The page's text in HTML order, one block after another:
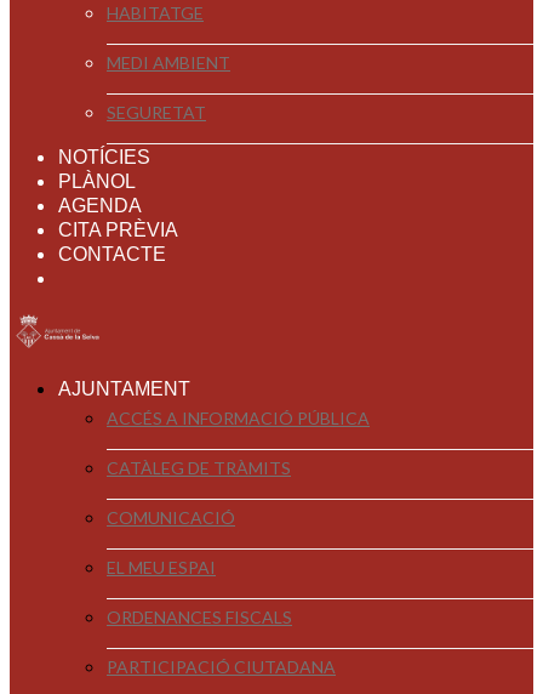
HABITATGE
MEDI AMBIENT
SEGURETAT
NOTÍCIES
PLÀNOL
AGENDA
CITA PRÈVIA
CONTACTE
AJUNTAMENT
ACCÉS A INFORMACIÓ PÚBLICA
CATÀLEG DE TRÀMITS
COMUNICACIÓ
EL MEU ESPAI
ORDENANCES FISCALS
PARTICIPACIÓ CIUTADANA